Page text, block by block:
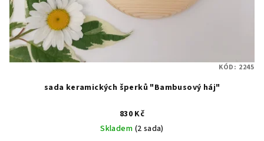
sada keramických šperků "Bambusový háj"
830 Kč
Skladem (2 sada)
KÓD: 2245